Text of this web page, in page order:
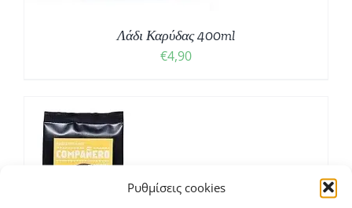
Ρυθμίσεις cookies
Λάδι Καρύδας 400ml
€4,90